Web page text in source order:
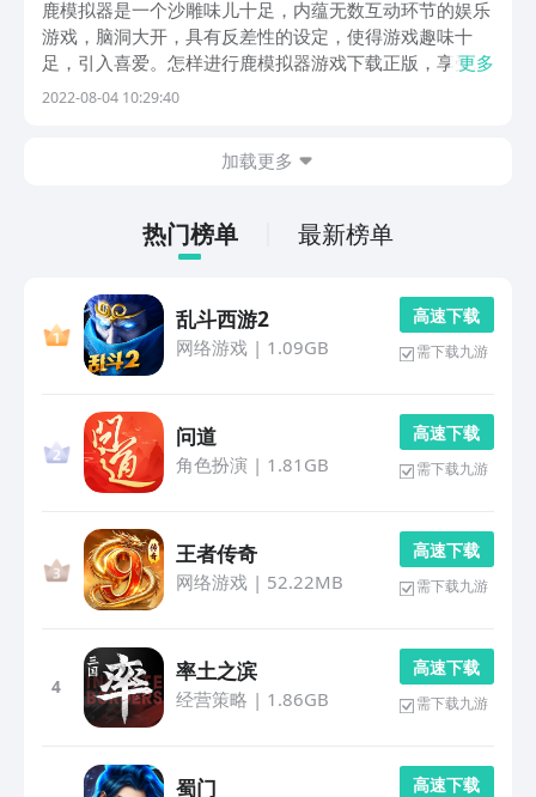
戏下载正版
鹿模拟器是一个沙雕味儿十足，内蕴无数互动环节的娱乐
游戏，脑洞大开，具有反差性的设定，使得游戏趣味十
足，引入喜爱。怎样进行鹿模拟器游戏下载正版，享受沙
雕的娱乐之乐呢？通过小编下方的传送门即可进行预约下
更多
2022-08-04 10:29:40
加载更多
热门榜单 最新榜单
乱斗西游2
网络游戏| 1.09GB
高 速 下 载
需下载九游
问道
角色扮演 | 1.81GB
高 速 下 载
需下载九游
王者传奇
网络游戏| 52.22MB
高 速 下 载
需下载九游
4
率土之滨
经营策略 | 1.86GB
高 速 下 载
需下载九游
蜀门 高 速 下 载